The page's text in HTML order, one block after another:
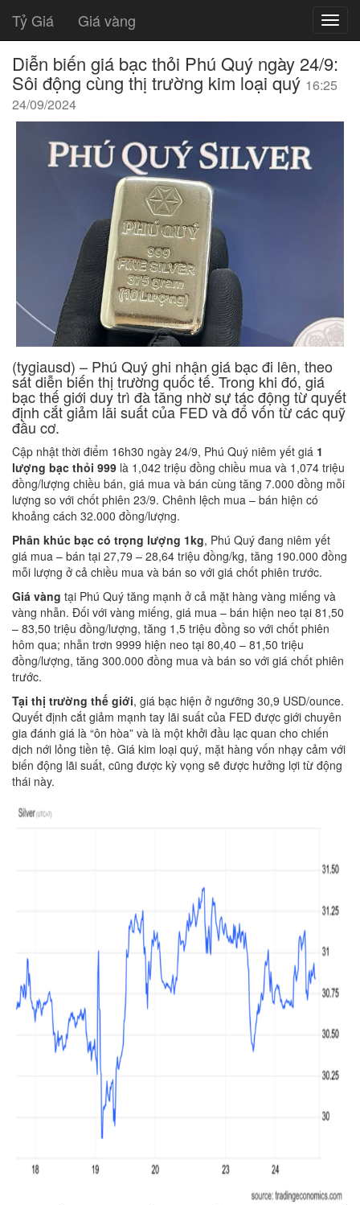
Tỷ Giá Giá vàng
Diễn biến giá bạc thỏi Phú Quý ngày 24/9:
Sôi động cùng thị trường kim loại quý 16:25
24/09/2024
(tygiausd) – Phú Quý ghi nhận giá bạc đi lên, theo
sát diễn biến thị trường quốc tế. Trong khi đó, giá
bạc thế giới duy trì đà tăng nhờ sự tác động từ quyết
định cắt giảm lãi suất của FED và đổ vốn từ các quỹ
đầu cơ.
Cập nhật thời điểm 16h30 ngày 24/9, Phú Quý niêm yết giá 1
lượng bạc thỏi 999 là 1,042 triệu đồng chiều mua và 1,074 triệu
đồng/lượng chiều bán, giá mua và bán cùng tăng 7.000 đồng mỗi
lượng so với chốt phiên 23/9. Chênh lệch mua – bán hiện có
khoảng cách 32.000 đồng/lượng.
Phân khúc bạc có trọng lượng 1kg, Phú Quý đang niêm yết
giá mua – bán tại 27,79 – 28,64 triệu đồng/kg, tăng 190.000 đồng
mỗi lượng ở cả chiều mua và bán so với giá chốt phiên trước.
Giá vàng tại Phú Quý tăng mạnh ở cả mặt hàng vàng miếng và
vàng nhẫn. Đối với vàng miếng, giá mua – bán hiện neo tại 81,50
– 83,50 triệu đồng/lượng, tăng 1,5 triệu đồng so với chốt phiên
hôm qua; nhẫn trơn 9999 hiện neo tại 80,40 – 81,50 triệu
đồng/lượng, tăng 300.000 đồng mua và bán so với giá chốt phiên
trước.
Tại thị trường thế giới, giá bạc hiện ở ngưỡng 30,9 USD/ounce.
Quyết định cắt giảm mạnh tay lãi suất của FED được giới chuyên
gia đánh giá là “ôn hòa” và là một khởi đầu lạc quan cho chiến
dịch nới lỏng tiền tệ. Giá kim loại quý, mặt hàng vốn nhạy cảm với
biến động lãi suất, cũng được kỳ vọng sẽ được hưởng lợi từ động
thái này.